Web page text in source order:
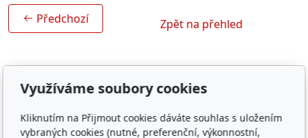
Předchozí Zpět na přehled
Využíváme soubory cookies
Kliknutím na Přijmout cookies dáváte souhlas s uložením
vybraných cookies (nutné, preferenční, výkonnostní,